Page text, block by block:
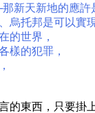
新天新地的應許
烏托邦是可以實
的世界，
樣的犯罪，
的東西，只要